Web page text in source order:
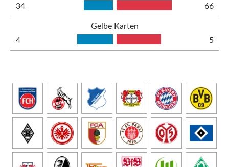
34
66
Gelbe Karten
4
5